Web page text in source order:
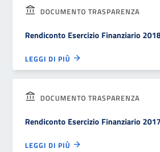
DOCUMENTO TRASPARENZA
Rendiconto Esercizio Finanziario
LEGGI DI PIÙ
DOCUMENTO TRASPARENZA
Rendiconto Esercizio Finanziario 2017
LEGGI DI PIÙ